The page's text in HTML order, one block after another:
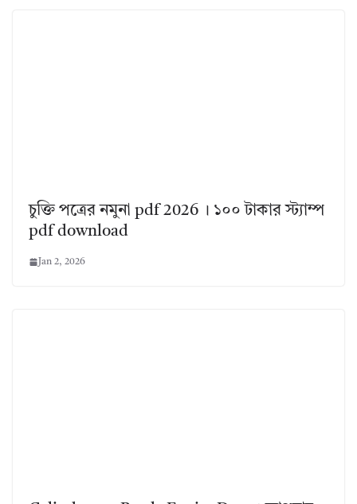
চুক্তি পত্রের নমুনা pdf 2026 । ১০০ টাকার স্ট্যাম্প
pdf download
Jan 2, 2026